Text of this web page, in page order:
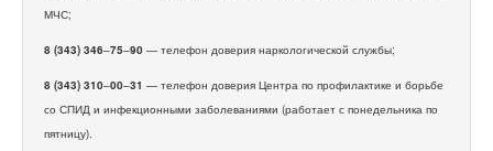
МЧС;
8 (343) 346–75–90 — телефон доверия наркологической службы;
8 (343) 310–00–31 — телефон доверия Центра по профилактике и борьбе
со СПИД и инфекционными заболеваниями (работает с понедельника по
пятницу).